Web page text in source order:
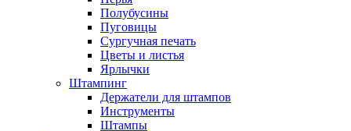
Полубусины
Пуговицы
Сургучная печать
Цветы и листья
Ярлычки
Штампинг
Держатели для штампов
Инструменты
Штампы